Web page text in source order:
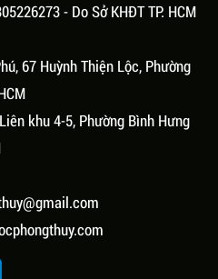
- Do Sở KHĐT TP. HCM
67 Huỳnh Thiện Lộc, Phường
khu 4-5, Phường Bình Hưng